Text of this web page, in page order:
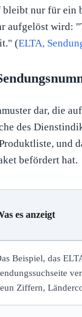
nur für ein
aufgelöst wird:
(ELTA,
dar, die
des
befördert hat.
es anzeigt
Beispiel, das
Ziffern,